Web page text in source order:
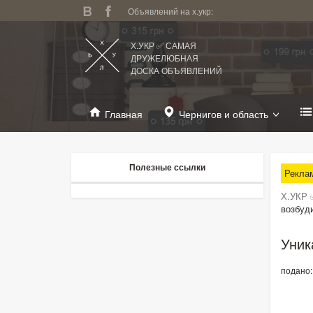
Объявлений на х.укр:
Х.УКР ✅ САМАЯ
ДРУЖЕЛЮБНАЯ
ДОСКА ОБЪЯВЛЕНИЙ
Главная Чернигов и область
Х.УКР
Полезные ссылки